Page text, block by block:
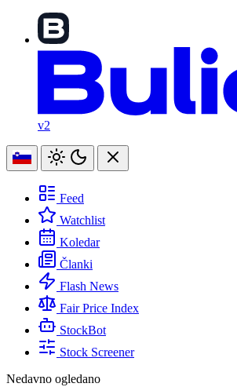
v2
Feed
Watchlist
Koledar
Članki
Flash News
Fair Price Index
StockBot
Stock Screener
Nedavno ogledano